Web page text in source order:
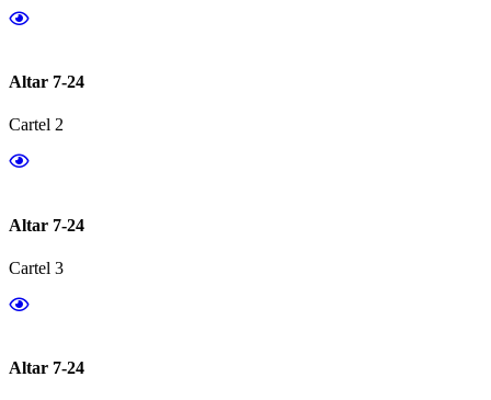
Altar 7-24
Cartel 2
Altar 7-24
Cartel 3
Altar 7-24